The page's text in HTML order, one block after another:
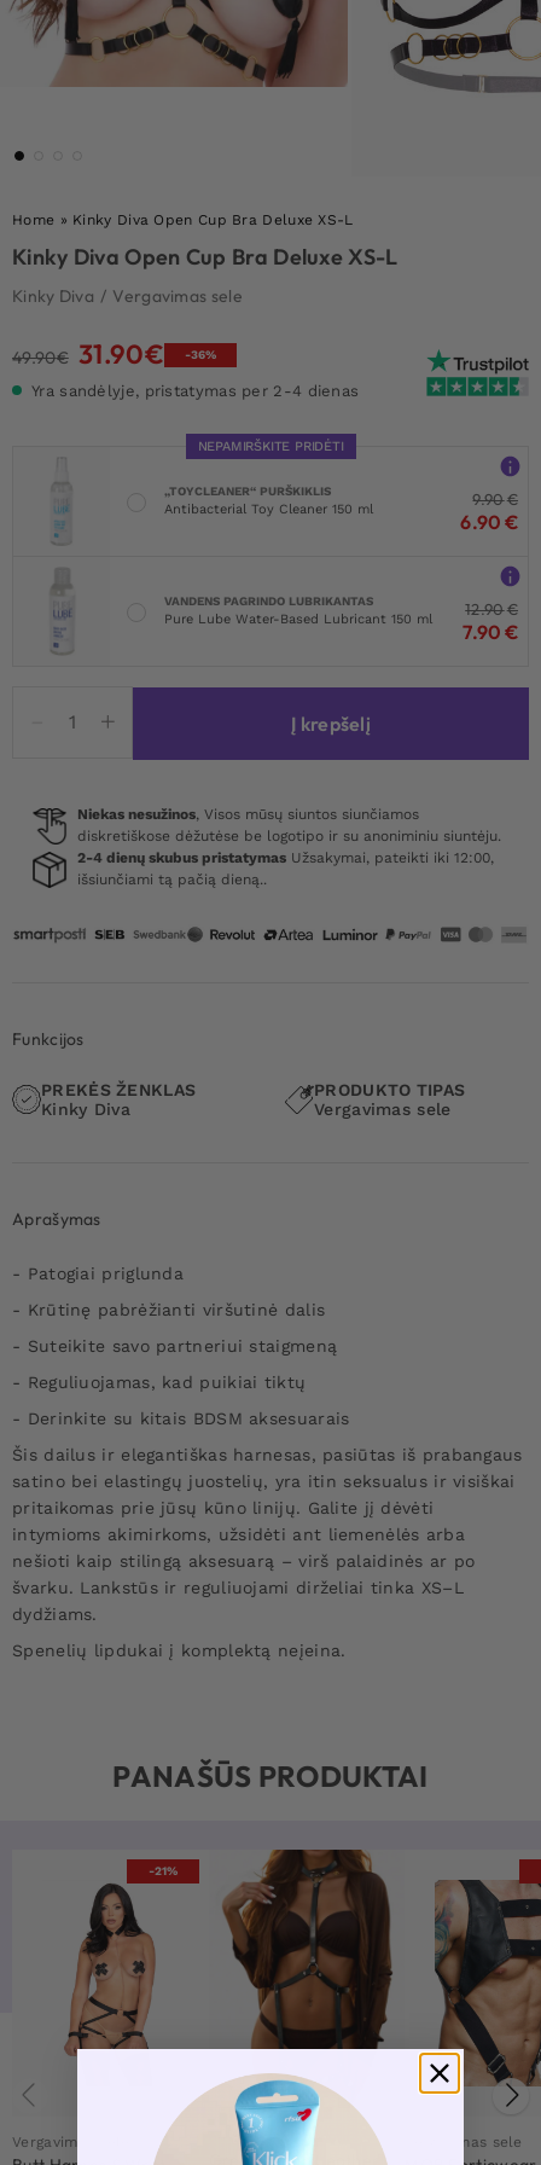
Home » Kinky Diva Open Cup Bra Deluxe XS-L
Kinky Diva Open Cup Bra Deluxe XS-L
Kinky Diva / Vergavimas sele
49.90€ Original
was:
31.90€Current
31.90€.
-36%
Yra sandėlyje, pristatymas per 2-4 dienas
NEPAMIRŠKITE PRIDĖTI
„TOYCLEANER“ PURŠKIKLIS
Antibacterial Toy Cleaner 150 ml
9.90€
6.90 €
VANDENS PAGRINDO LUBRIKANTAS
Pure Lube Water-Based Lubricant 150 ml
12.90€
7.90 €
kiekis:
Open
Cup
Bra
XS-
Į krepšelį
Niekas nesužinos, Visos mūsų siuntos siunčiamos
diskretiškose dėžutėse be logotipo ir su anoniminiu siuntėju.
2-4 dienų skubus pristatymas Užsakymai, pateikti iki 12:00,
išsiunčiami tą pačią dieną..
Funkcijos
PREKĖS ŽENKLAS
Kinky Diva
PRODUKTO TIPAS
Vergavimas sele
Aprašymas
- Patogiai priglunda
- Krūtinę pabrėžianti viršutinė dalis
- Suteikite savo partneriui staigmeną
- Reguliuojamas, kad puikiai tiktų
- Derinkite su kitais BDSM aksesuarais
Šis dailus ir elegantiškas harnesas, pasiūtas iš prabangaus
satino bei elastingų juostelių, yra itin seksualus ir visiškai
pritaikomas prie jūsų kūno linijų. Galite jį dėvėti
intymioms akimirkoms, užsidėti ant liemenėlės arba
nešioti kaip stilingą aksesuarą – virš palaidinės ar po
švarku. Lankstūs ir reguliuojami dirželiai tinka XS–L
dydžiams.
Spenelių lipdukai į komplektą neįeina.
PANAŠŪS PRODUKTAI
-21%
Vergavimas sele Vergavimas sele
Greta Vegan Leather
Vergavimas sele